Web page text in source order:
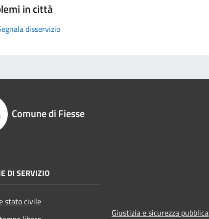
in città
disservizio
Comune di Fiesse
DI SERVIZIO
stato civile
Giustizia e sicurezza pubblica